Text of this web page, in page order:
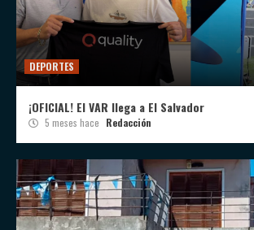
DEPORTES
¡OFICIAL! El VAR llega a El Salvador
5 meses hace Redacción